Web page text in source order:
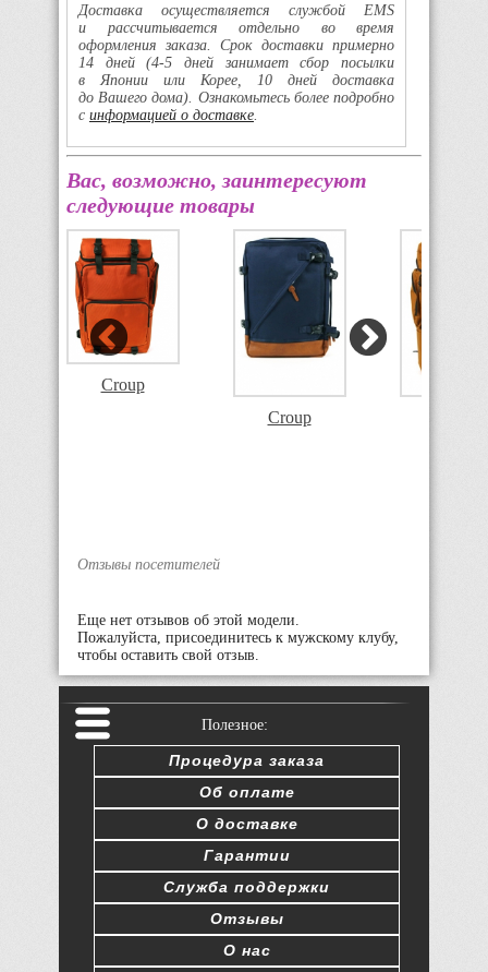
Доставка осуществляется службой EMS
и рассчитывается отдельно во время
оформления заказа. Срок доставки примерно
14 дней(4-5 дней занимает сбор посылки
в Японии или Корее, 10 дней доставка
до Вашего дома). Ознакомьтесь более подробно
с информацией о доставке
Вас, возможно, заинтересуют
следующие товары
Croup
Croup
Отзывы посетителей
Еще нет отзывов об этой модели.
Пожалуйста, присоединитесь к мужскому клубу,
чтобы оставить свой отзыв.
Полезное:
Процедура заказа
Об оплате
О доставке
Гарантии
Служба поддержки
Отзывы
О нас